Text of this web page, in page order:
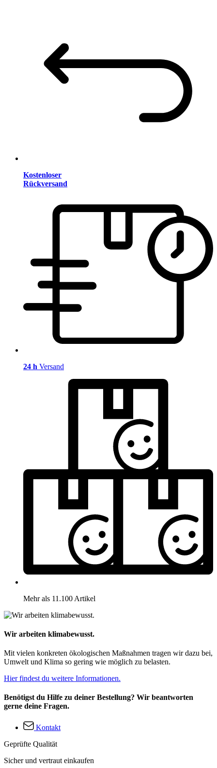
Kostenloser
Rückversand
24 h Versand
Mehr als 11.100 Artikel
Wir arbeiten klimabewusst.
Mit vielen konkreten ökologischen Maßnahmen tragen wir dazu bei,
Umwelt und Klima so gering wie möglich zu belasten.
Hier findest du weitere Informationen.
Benötigst du Hilfe zu deiner Bestellung? Wir beantworten
gerne deine Fragen.
Kontakt
Geprüfte Qualität
Sicher und vertraut einkaufen